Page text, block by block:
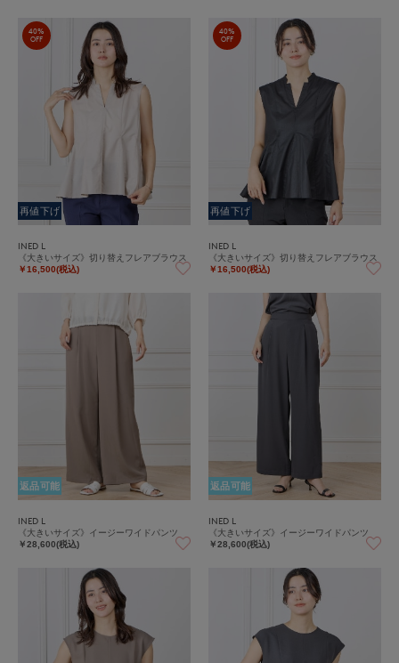
40%
OFF
再値下げ
INED L
《大きいサイズ》切り替えフレアブラウス
￥16,500(税込)
40%
OFF
再値下げ
INED L
《大きいサイズ》切り替えフレアブラウス
￥16,500(税込)
返品可能
INED L
《大きいサイズ》イージーワイドパンツ
￥28,600(税込)
返品可能
INED L
《大きいサイズ》イージーワイドパンツ
￥28,600(税込)